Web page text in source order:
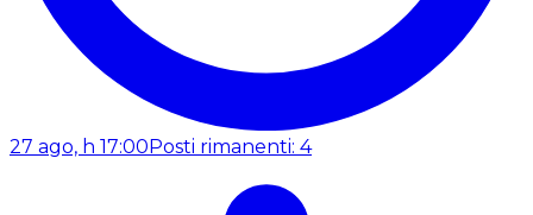
27 ago, h 17:00 Posti rimanenti: 4